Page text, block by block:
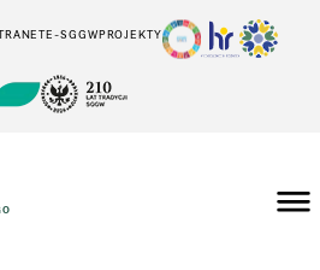
E-SGGWPROJEKTY